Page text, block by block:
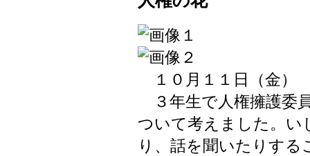
１０月１１日（金）
３年生で人権擁護委
ついて考えました。
り、話を聞いたりする